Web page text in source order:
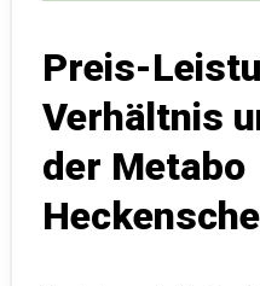
Preis-
Verhältnis
der Metabo